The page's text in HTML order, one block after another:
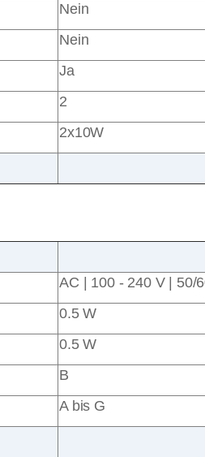
Nein
Nein
Ja
2
2x10W
AC | 100 - 240 V | 50/
0.5 W
0.5 W
B
A bis G